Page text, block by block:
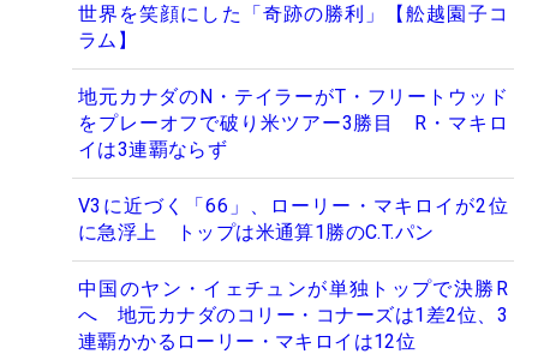
世界を笑顔にした「奇跡の勝利」【舩越園子コ
ラム】
地元カナダのN・テイラーがT・フリートウッド
をプレーオフで破り米ツアー3勝目 R・マキロ
イは3連覇ならず
V3に近づく「66」、ローリー・マキロイが2位
に急浮上 トップは米通算1勝のC.T.パン
中国のヤン・イェチュンが単独トップで決勝R
へ 地元カナダのコリー・コナーズは1差2位、3
連覇かかるローリー・マキロイは12位